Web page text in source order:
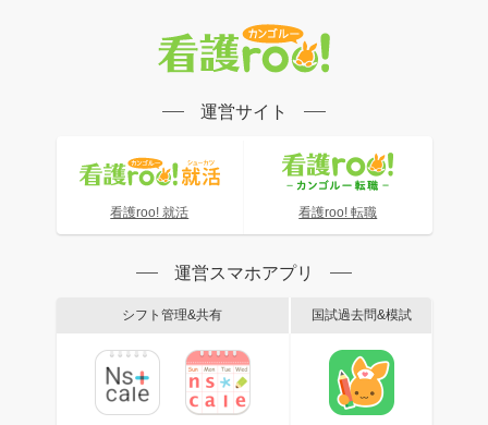
運営サイト
看護roo! 就活 看護roo! 転職
運営スマホアプリ
シフト管理&共有 国試過去問&模試